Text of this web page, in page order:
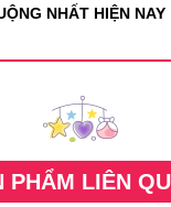
NHẤT HIỆN NAY
PHẨM LIÊN